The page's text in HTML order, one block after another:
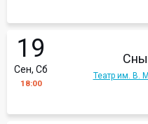
19
Сен, Сб
18:00
Сны
Театр им. В.